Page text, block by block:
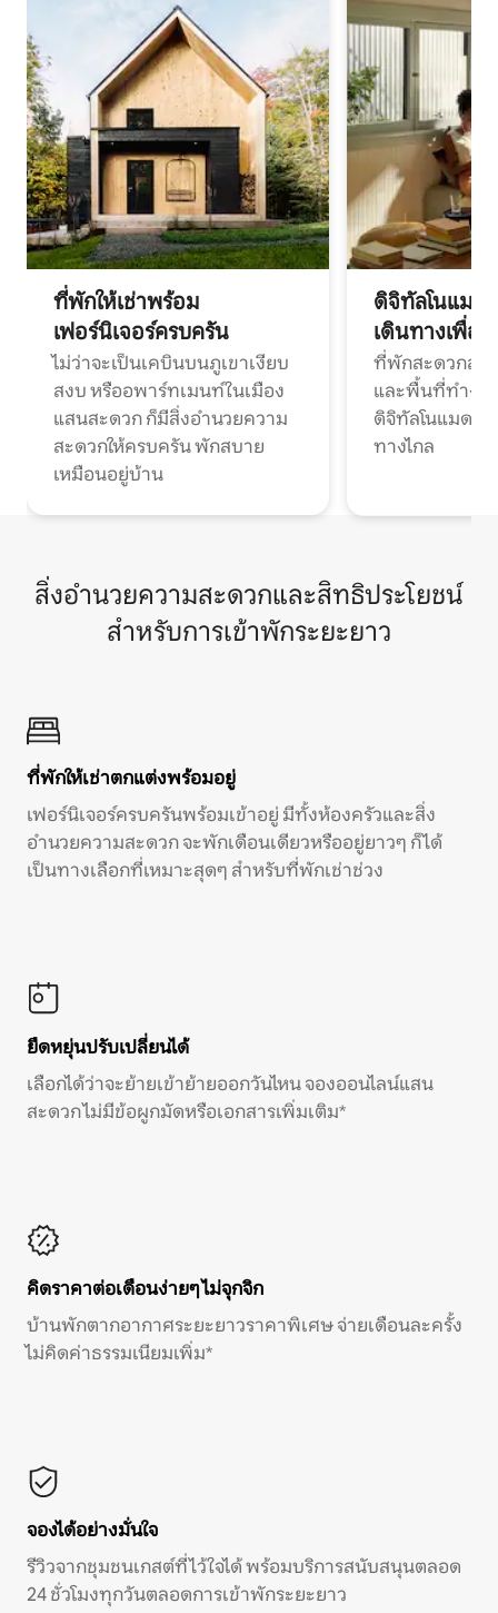
ที่พักให้เช่าพร้อม
เฟอร์นิเจอร์ครบครัน
ไม่ว่าจะเป็นเคบินบนภูเขาเงียบ
สงบ หรืออพาร์ทเมนท์ในเมือง
แสนสะดวก ก็มีสิ่งอำนวยความ
สะดวกให้ครบครัน พักสบาย
เหมือนอยู่บ้าน
ดิจิทัลโนแมด
เดินทางเพื่อ
ที่พักสะดวกสบ
และพื้นที่ทำงา
ดิจิทัลโนแมดแ
ทางไกล
สิ่งอำนวยความสะดวกและสิทธิประโยชน์
สำหรับการเข้าพักระยะยาว
ที่พักให้เช่าตกแต่งพร้อมอยู่
เฟอร์นิเจอร์ครบครันพร้อมเข้าอยู่ มีทั้งห้องครัวและสิ่ง
อำนวยความสะดวก จะพักเดือนเดียวหรืออยู่ยาวๆ ก็ได้
เป็นทางเลือกที่เหมาะสุดๆ สำหรับที่พักเช่าช่วง
ยืดหยุ่นปรับเปลี่ยนได้
เลือกได้ว่าจะย้ายเข้าย้ายออกวันไหน จองออนไลน์แสน
สะดวก ไม่มีข้อผูกมัดหรือเอกสารเพิ่มเติม*
คิดราคาต่อเดือนง่ายๆ ไม่จุกจิก
บ้านพักตากอากาศระยะยาวราคาพิเศษ จ่ายเดือนละครั้ง
ไม่คิดค่าธรรมเนียมเพิ่ม*
จองได้อย่างมั่นใจ
รีวิวจากชุมชนเกสต์ที่ไว้ใจได้ พร้อมบริการสนับสนุนตลอด
24 ชั่วโมงทุกวันตลอดการเข้าพักระยะยาว